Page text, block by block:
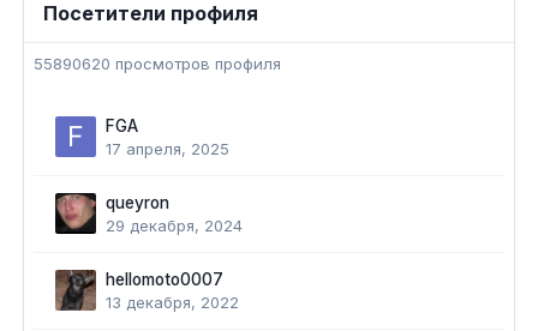
Посетители профиля
55890620 просмотров профиля
FGA
17 апреля, 2025
queyron
29 декабря, 2024
hellomoto0007
13 декабря, 2022